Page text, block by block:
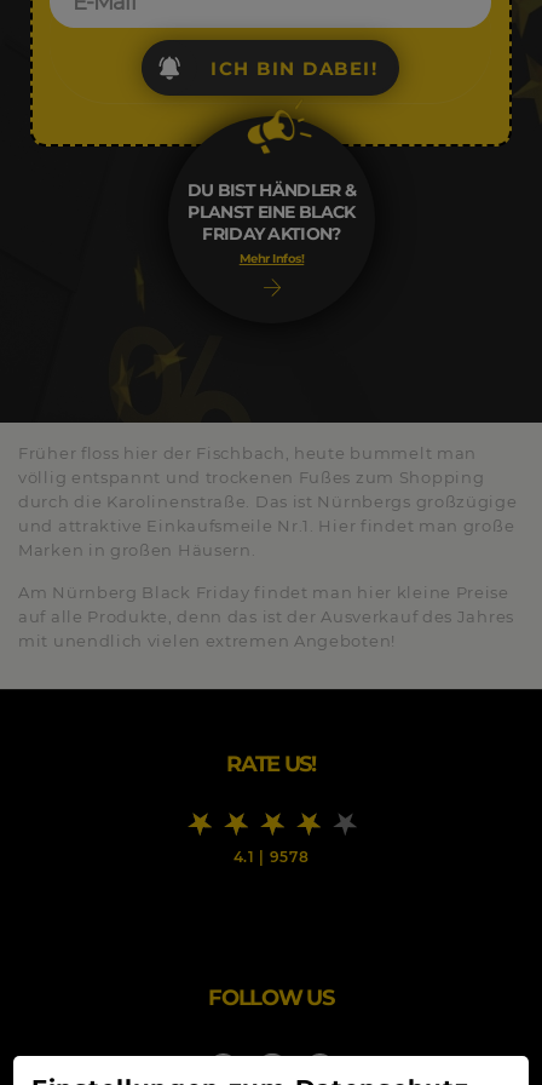
DU BIST HÄNDLER &
PLANST EINE BLACK
FRIDAY AKTION?
Mehr Infos!
ICH BIN DABEI!
Früher floss hier der Fischbach, heute bummelt man
völlig entspannt und trockenen Fußes zum Shopping
durch die Karolinenstraße. Das ist Nürnbergs großzügige
und attraktive Einkaufsmeile Nr.1. Hier findet man große
Marken in großen Häusern.
Am Nürnberg Black Friday findet man hier kleine Preise
auf alle Produkte, denn das ist der Ausverkauf des Jahres
mit unendlich vielen extremen Angeboten!
RATE US!
4.1 | 9578
FOLLOW US